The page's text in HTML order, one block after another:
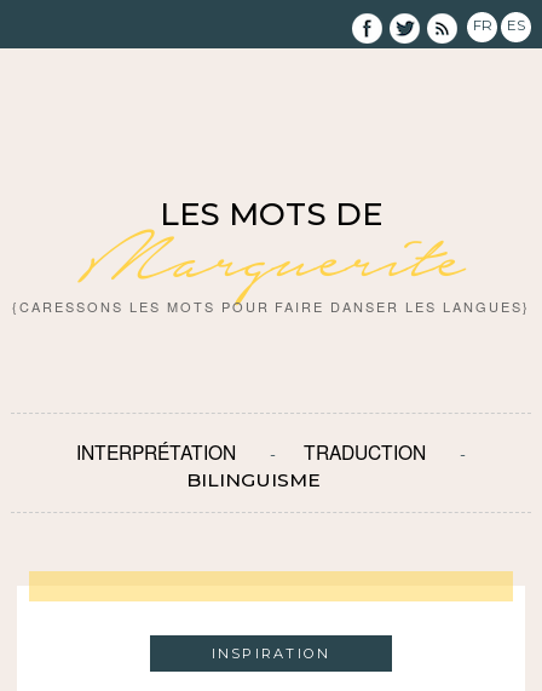
FR ES
LES MOTS DE
Marguerite
{CARESSONS LES MOTS POUR FAIRE DANSER LES LANGUES}
INTERPRÉTATION TRADUCTION
BILINGUISME
INSPIRATION